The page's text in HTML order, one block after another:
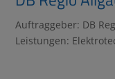
Auftraggeber: DB
Leistungen: